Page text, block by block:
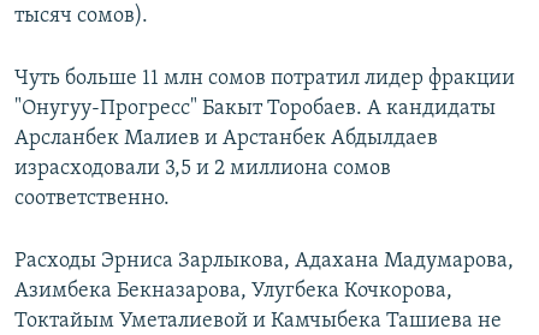
тысяч сомов).
Чуть больше 11 млн сомов потратил лидер фракции
"Онугуу-Прогресс" Бакыт Торобаев. А кандидаты
Арсланбек Малиев и Арстанбек Абдылдаев
израсходовали 3,5 и 2 миллиона сомов
соответственно.
Расходы Эрниса Зарлыкова, Адахана Мадумарова,
Азимбека Бекназарова, Улугбека Кочкорова,
Токтайым Уметалиевой и Камчыбека Ташиева не